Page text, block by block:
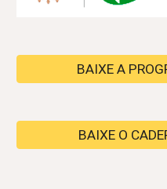
BAIXE A
BAIXE O